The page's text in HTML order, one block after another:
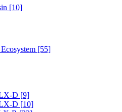
[10]
[55]
D [9]
D [10]